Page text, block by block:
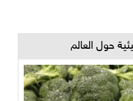
حول العالم